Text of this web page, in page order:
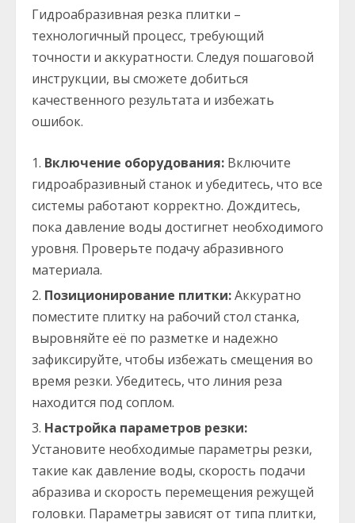
Гидроабразивная резка плитки –
технологичный процесс, требующий
точности и аккуратности. Следуя пошаговой
инструкции, вы сможете добиться
качественного результата и избежать
ошибок.
Включение оборудования: Включите
гидроабразивный станок и убедитесь, что все
системы работают корректно. Дождитесь,
пока давление воды достигнет необходимого
уровня. Проверьте подачу абразивного
материала.
Позиционирование плитки:Аккуратно
поместите плитку на рабочий стол станка,
выровняйте её по разметке и надежно
зафиксируйте, чтобы избежать смещения во
время резки. Убедитесь, что линия реза
находится под соплом.
Настройка параметров резки:
Установите необходимые параметры резки,
такие как давление воды, скорость подачи
абразива и скорость перемещения режущей
головки. Параметры зависят от типа плитки,